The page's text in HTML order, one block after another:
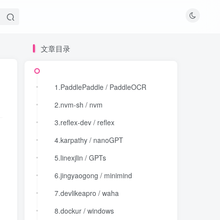
文章目录
1.PaddlePaddle / PaddleOCR
2.nvm-sh / nvm
3.reflex-dev / reflex
4.karpathy / nanoGPT
5.linexjlin / GPTs
6.jingyaogong / minimind
7.devlikeapro / waha
8.dockur / windows
文章目录
1.PaddlePaddle / PaddleOCR
2.nvm-sh / nvm
3.reflex-dev / reflex
4.karpathy / nanoGPT
5.linexjlin / GPTs
6.jingyaogong / minimind
7.devlikeapro / waha
8.dockur / windows